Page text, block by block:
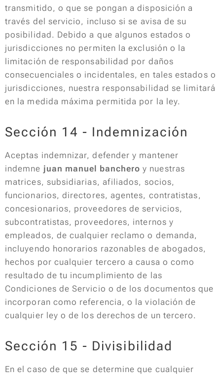
transmitido, o que se pongan a disposición a
través del servicio, incluso si se avisa de su
posibilidad. Debido a que algunos estados o
jurisdicciones no permiten la exclusión o la
limitación de responsabilidad por daños
consecuenciales o incidentales, en tales estados o
jurisdicciones, nuestra responsabilidad se limitará
en la medida máxima permitida por la ley.
Sección 14 - Indemnización
Aceptas indemnizar, defender y mantener
indemne juan manuel banchero y nuestras
matrices, subsidiarias, afiliados, socios,
funcionarios, directores, agentes, contratistas,
concesionarios, proveedores de servicios,
subcontratistas, proveedores, internos y
empleados, de cualquier reclamo o demanda,
incluyendo honorarios razonables de abogados,
hechos por cualquier tercero a causa o como
resultado de tu incumplimiento de las
Condiciones de Servicio o de los documentos que
incorporan como referencia, o la violación de
cualquier ley o de los derechos de un tercero.
Sección 15 - Divisibilidad
En el caso de que se determine que cualquier